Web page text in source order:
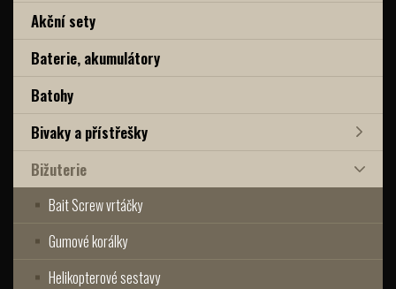
Akční sety
Baterie, akumulátory
Batohy
Bivaky a přístřešky
Bižuterie
Bait Screw vrtáčky
Gumové korálky
Helikopterové sestavy